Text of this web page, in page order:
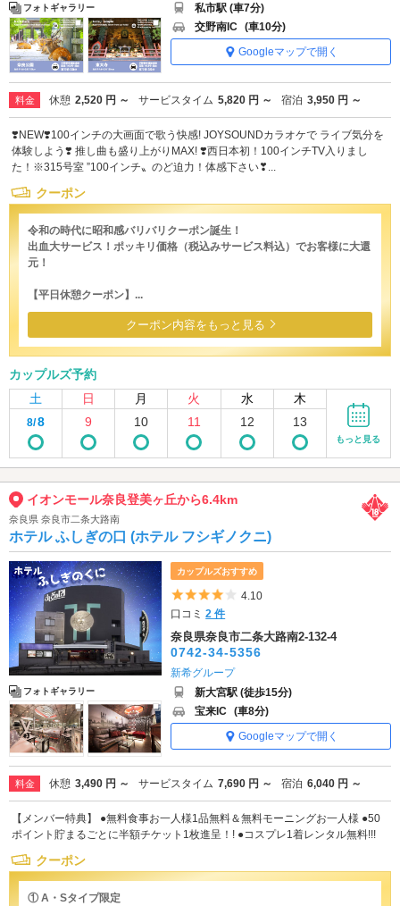
フォトギャラリー
私市駅 (車7分)
交野南IC (車10分)
Googleマップで開く
料金 休憩 2,520 円 ～ サービスタイム 5,820 円 ～ 宿泊 3,950 円 ～
❣️NEW❣️100インチの大画面で歌う快感! JOYSOUNDカラオケで ライブ気分を
体験しよう❣️ 推し曲も盛り上がりMAX! ❣️西日本初！100インチTV入りまし
た！※315号室 ”100インチ〟のど迫力！体感下さい❣...
クーポン
令和の時代に昭和感バリバリクーポン誕生！
出血大サービス！ポッキリ価格（税込みサービス料込）でお客様に大還
元！
【平日休憩クーポン】...
クーポン内容をもっと見る
カップルズ予約
土
日 月 火 水 木
8/8 9 10 11 12 13
もっと見る
イオンモール奈良登美ヶ丘から6.4km
奈良県 奈良市二条大路南
ホテル ふしぎの口 (ホテル フシギノクニ)
フォトギャラリー
カップルズおすすめ
5つ星のうち4
4.10
口コミ2 件
奈良県奈良市二条大路南2-132-4
0742-34-5356
新希グループ
新大宮駅 (徒歩15分)
宝来IC (車8分)
Googleマップで開く
料金 休憩 3,490 円 ～ サービスタイム 7,690 円 ～ 宿泊 6,040 円 ～
【メンバー特典】 ●無料食事お一人様1品無料＆無料モーニングお一人様 ●50
ポイント貯まるごとに半額チケット1枚進呈！! ●コスプレ1着レンタル無料!!!
クーポン
① A・Sタイプ限定